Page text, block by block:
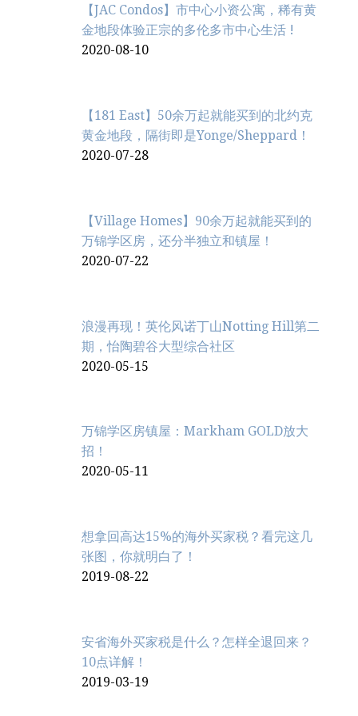
【JAC Condos】市中心小资公寓，稀有黄
金地段体验正宗的多伦多市中心生活 !
2020-08-10
【181 East】50余万起就能买到的北约克
黄金地段，隔街即是Yonge/Sheppard！
2020-07-28
【Village Homes】90余万起就能买到的
万锦学区房，还分半独立和镇屋！
2020-07-22
浪漫再现！英伦风诺丁山Notting Hill第二
期，怡陶碧谷大型综合社区
2020-05-15
万锦学区房镇屋：Markham GOLD放大
招！
2020-05-11
想拿回高达15%的海外买家税？看完这几
张图，你就明白了！
2019-08-22
安省海外买家税是什么？怎样全退回来？
10点详解！
2019-03-19